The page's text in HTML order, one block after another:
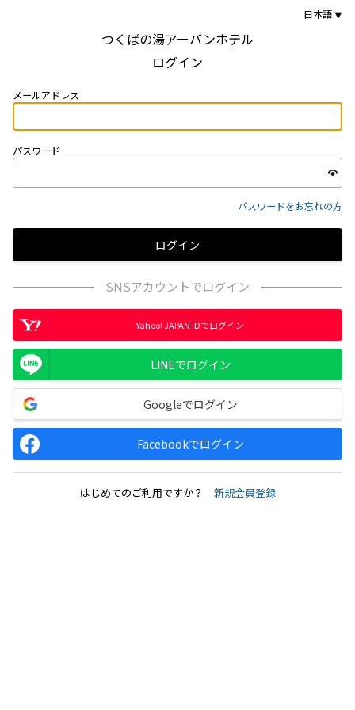
つくばの湯アーバンホテル
日本語
ログイン
メールアドレス
パスワード
パスワードをお忘れの方
SNSアカウントでログイン
Yahoo! JAPAN IDでログイン
LINEでログイン
Googleでログイン
Facebookでログイン
はじめてのご利用ですか？ 新規会員登録